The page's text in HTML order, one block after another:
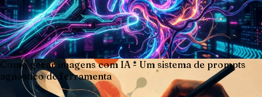
Como gerar imagens com IA - Um sistema de prompts
agnóstico de ferramenta